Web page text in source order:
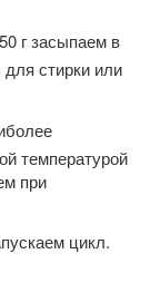
г засыпаем в
стирки или
температурой
при
цикл.